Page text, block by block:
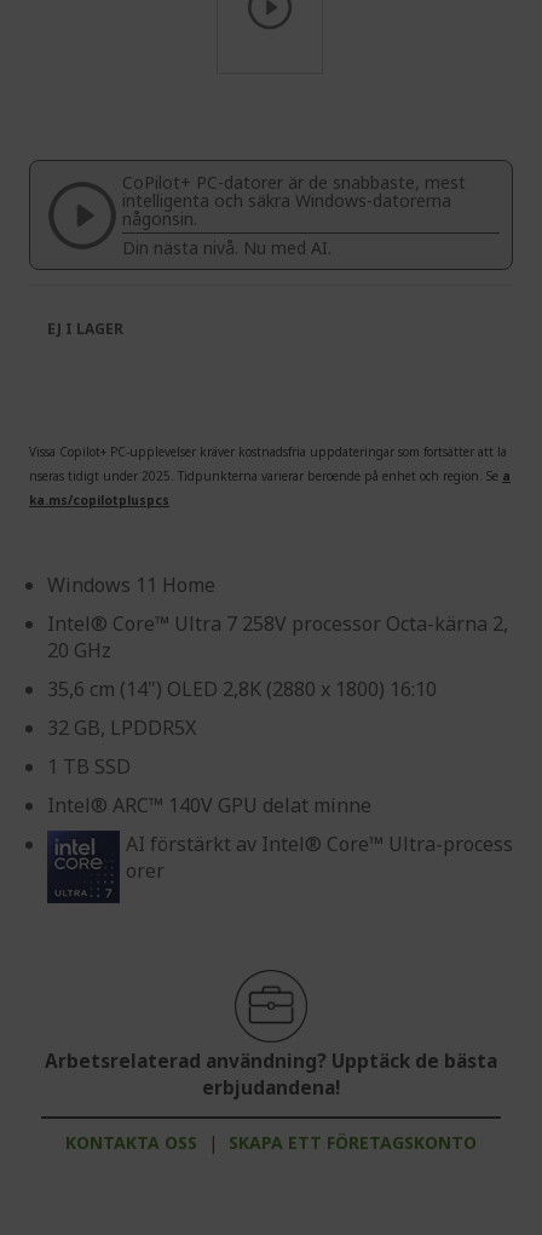
beginning
the
images
gallery
CoPilot+ PC-datorer är de snabbaste, mest
intelligenta och säkra Windows-datorerna
någonsin.
Din nästa nivå. Nu med AI.
Vissa Copilot+ PC-upplevelser kräver kostnadsfria uppdateringar som fortsätter att la
nseras tidigt under 2025. Tidpunkterna varierar beroende på enhet och region. Se a
ka.ms/copilotpluspcs
Windows 11 Home
Intel® Core™ Ultra 7 258V processor Octa-kärna 2,
20 GHz
35,6 cm (14") OLED 2,8K (2880 x 1800) 16:10
32 GB, LPDDR5X
1 TB SSD
Intel® ARC™ 140V GPU delat minne
AI förstärkt av Intel® Core™ Ultra-process
orer
Arbetsrelaterad användning? Upptäck de bästa
erbjudandena!
KONTAKTA OSS | SKAPA ETT FÖRETAGSKONTO
EJ I LAGER